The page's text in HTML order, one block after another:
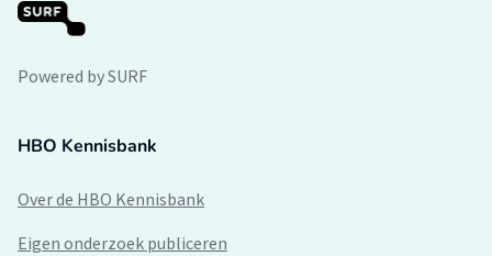
Powered by SURF
HBO Kennisbank
Over de HBO Kennisbank
Eigen onderzoek publiceren